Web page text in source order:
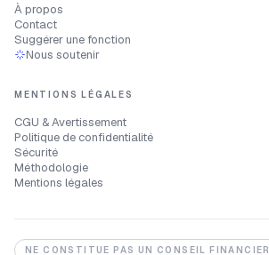
À propos
Contact
Suggérer une fonction
Nous soutenir
MENTIONS LÉGALES
CGU & Avertissement
Politique de confidentialité
Sécurité
Méthodologie
Mentions légales
NE CONSTITUE PAS UN CONSEIL FINANCIER